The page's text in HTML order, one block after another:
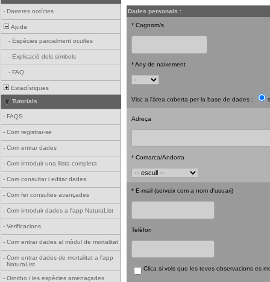
- Darreres notícies
Ajuda
- Espècies parcialment ocultes
- Explicació dels símbols
- FAQ
Estadístiques
Tutorials
- FAQS
- Com registrar-se
- Com entrar dades
- Com introduir una llista completa
- Com consultar i editar dades
- Com fer consultes avançades
- Com introduir dades a l'app NaturaList
- Verificacions
- Com entrar dades al mòdul de mortalitat
- Com entrar dades de mortalitat a l'app
NaturaList
- Ornitho i les espècies amenaçades
Dades personals :
* Cognom/s
* Any de naixement
Visc a l'àrea coberta per la base de dades :
Adreça
* Comarca/Andorra
* E-mail (serveix com a nom d'usuari)
Telèfon
Clica si vols que les teves observacions es